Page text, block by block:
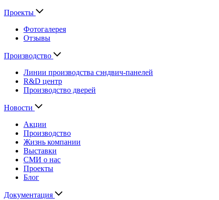
Проекты
Фотогалерея
Отзывы
Производство
Линии производства сэндвич-панелей
R&D центр
Производство дверей
Новости
Акции
Производство
Жизнь компании
Выставки
СМИ о нас
Проекты
Блог
Документация